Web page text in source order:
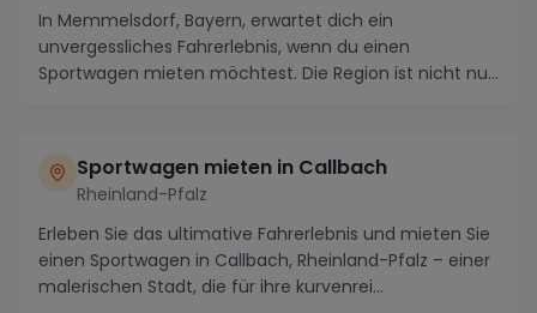
In Memmelsdorf, Bayern, erwartet dich ein
unvergessliches Fahrerlebnis, wenn du einen
Sportwagen mieten möchtest. Die Region ist nicht nur
Sportwagen mieten in Callbach
Rheinland-Pfalz
Erleben Sie das ultimative Fahrerlebnis und mieten Sie
einen Sportwagen in Callbach, Rheinland-Pfalz – einer
malerischen Stadt, die für ihre kurvenrei...